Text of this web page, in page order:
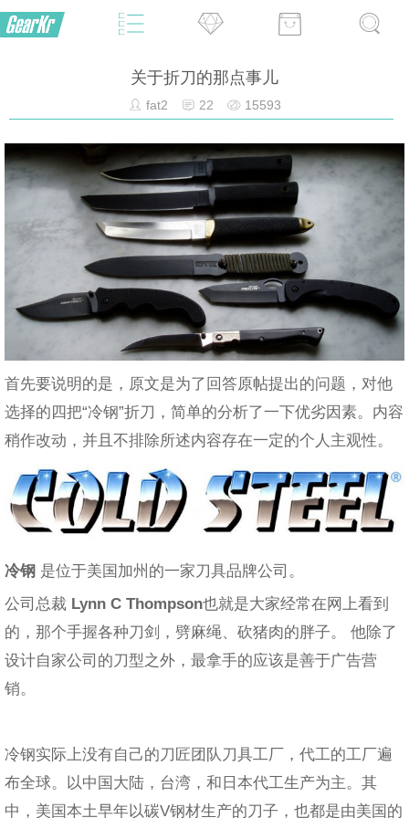
关于折刀的那点事儿
fat2 22 15593
首先要说明的是，原文是为了回答原帖提出的问题，对他
选择的四把“冷钢”折刀，简单的分析了一下优劣因素。内容
稍作改动，并且不排除所述内容存在一定的个人主观性。
冷钢 是位于美国加州的一家刀具品牌公司。
公司总裁 Lynn C Thompson也就是大家经常在网上看到
的，那个手握各种刀剑，劈麻绳、砍猪肉的胖子。 他除了
设计自家公司的刀型之外，最拿手的应该是善于广告营
销。
冷钢实际上没有自己的刀匠团队刀具工厂，代工的工厂遍
布全球。以中国大陆，台湾，和日本代工生产为主。其
中，美国本土早年以碳V钢材生产的刀子，也都是由美国的